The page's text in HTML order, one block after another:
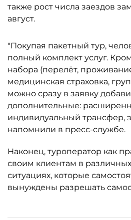
также рост числа заездов
август.
"Покупая пакетный тур,
полный комплект услуг.
набора (перелёт,
медицинская страховка,
можно сразу в заявку
дополнительные:
индивидуальный трансфер,
напомнили в пресс-службе.
Наконец, туроператор как
своим клиентам в
ситуациях, которые
вынуждены разрешать